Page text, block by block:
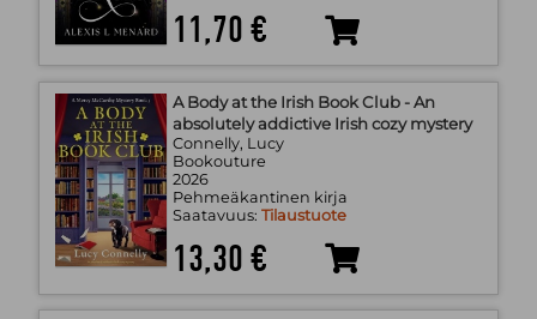
11,70 €
A Body at the Irish Book Club - An
absolutely addictive Irish cozy mystery
Connelly, Lucy
Bookouture
2026
Pehmeäkantinen kirja
Saatavuus: Tilaustuote
13,30 €